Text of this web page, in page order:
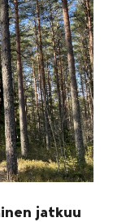
jatkuu